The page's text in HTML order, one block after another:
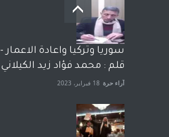
سوريا وتركيا واعادة الاعمار -
قلم : محمد فؤاد زيد الكيلاني
آراء حرة 18 فبراير، 2023